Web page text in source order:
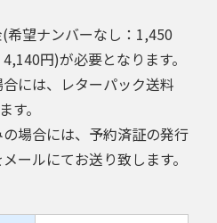
望ナンバーなし：1,450
円)が必要となります。
には、レターパック送料
す。
場合には、予約済証の発行
ールにてお送り致します。